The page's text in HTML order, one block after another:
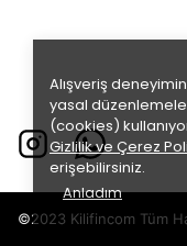
Alışveriş
yasal
(cookies)
Gizlilik ve Çerez
erişebilirsiniz.
Anladım
©2023 Kilifincom Tüm